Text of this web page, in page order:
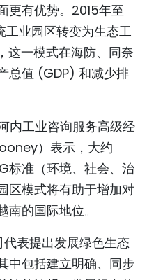
更有优势。2015年至
工业园区转变为生态工
一模式在海防、同奈
总值 (GDP) 和减少排
内工业咨询服务高级经
）表示，大约
标准（环境、社会、治
区模式将有助于增加对
的国际地位。
表提出发展绿色生态
中包括建立明确、同步